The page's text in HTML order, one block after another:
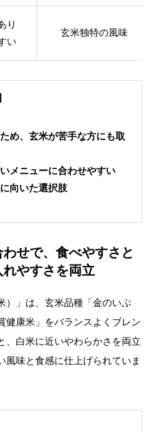
り
い
玄米独特の風味
め、玄米が苦手な方にも取
メニューに合わせやすい
向いた選択肢
せで、食べやすさと
れやすさを両立
）」は、玄米品種「金のいぶ
健康米」をバランスよくブレン
、白米に近いやわらかさを両立
風味と食感に仕上げられていま